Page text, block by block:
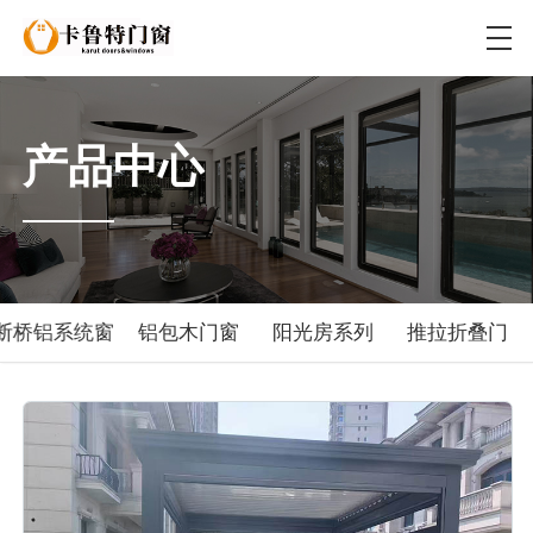
产品中心
桥铝系统窗 铝包木门窗 阳光房系列 推拉折叠门